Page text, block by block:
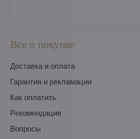
Все о покупке
Доставка и оплата
Гарантия и рекламации
Как оплатить
Pекомендация
Вопросы